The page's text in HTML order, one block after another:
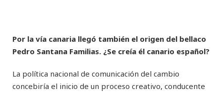
Por la vía canaria llegó también el origen del bellaco
Pedro Santana Familias. ¿Se creía él canario español?
La política nacional de comunicación del cambio
concebiría el inicio de un proceso creativo, conducente